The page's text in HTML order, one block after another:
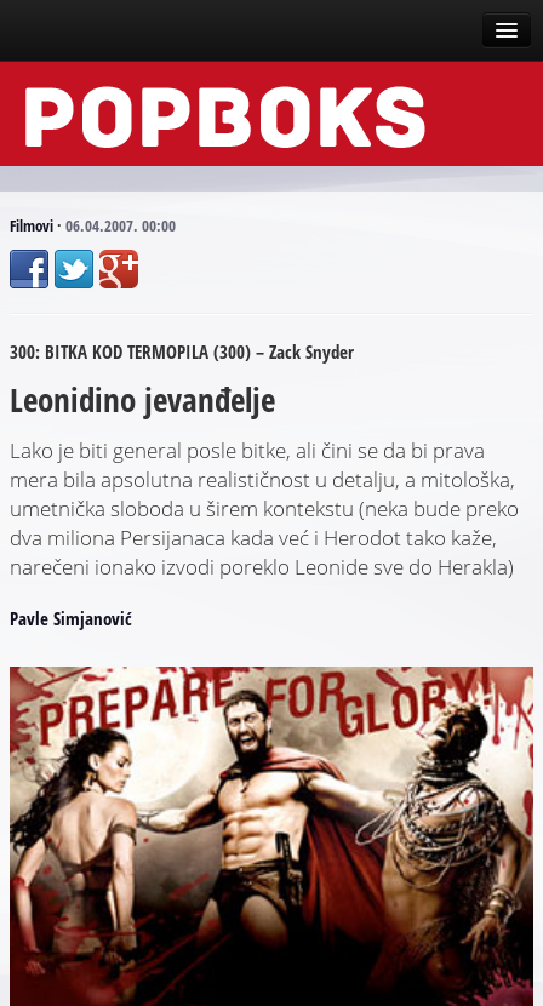
Vesti
Događaji
Tekstovi
Scena
Arhive
Filmovi· 06.04.2007. 00:00
300: BITKA KOD TERMOPILA (300) – Zack Snyder
Leonidino jevanđelje
Lako je biti general posle bitke, ali čini se da bi prava
mera bila apsolutna realističnost u detalju, a mitološka,
umetnička sloboda u širem kontekstu (neka bude preko
dva miliona Persijanaca kada već i Herodot tako kaže,
narečeni ionako izvodi poreklo Leonide sve do Herakla)
Pavle Simjanović